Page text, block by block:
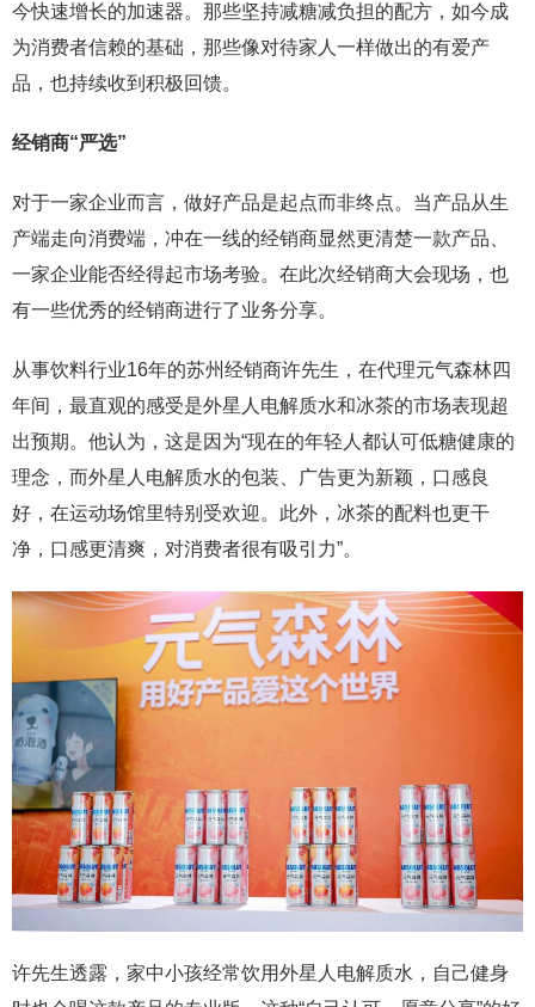
今快速增长的加速器。那些坚持减糖减负担的配方，如今成
为消费者信赖的基础，那些像对待家人一样做出的有爱产
品，也持续收到积极回馈。
经销商“严选”
对于一家企业而言，做好产品是起点而非终点。当产品从生
产端走向消费端，冲在一线的经销商显然更清楚一款产品、
一家企业能否经得起市场考验。在此次经销商大会现场，也
有一些优秀的经销商进行了业务分享。
从事饮料行业16年的苏州经销商许先生，在代理元气森林四
年间，最直观的感受是外星人电解质水和冰茶的市场表现超
出预期。他认为，这是因为“现在的年轻人都认可低糖健康的
理念，而外星人电解质水的包装、广告更为新颖，口感良
好，在运动场馆里特别受欢迎。此外，冰茶的配料也更干
净，口感更清爽，对消费者很有吸引力”。
许先生透露，家中小孩经常饮用外星人电解质水，自己健身